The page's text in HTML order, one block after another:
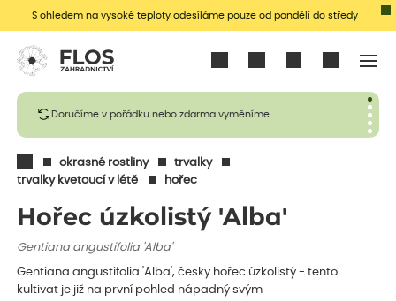
S ohledem na vysoké teploty odesíláme pouze od pondělí do středy
Doručíme v pořádku nebo zdarma vyměníme
okrasné rostliny
trvalky
trvalky kvetoucí v létě
hořec
Hořec úzkolistý 'Alba'
Gentiana angustifolia 'Alba'
Gentiana angustifolia 'Alba', česky hořec úzkolistý - tento
kultivat je již na první pohled nápadný svým